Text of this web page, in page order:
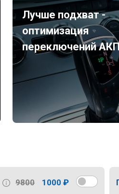
Лучше подхват -
оптимизация
переключений
9800 1000 ₽